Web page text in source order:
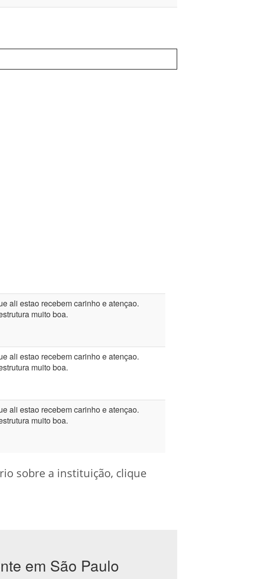
ali estao recebem carinho e atençao.
muito boa.
ali estao recebem carinho e atençao.
muito boa.
ali estao recebem carinho e atençao.
muito boa.
sobre a instituição, clique
em São Paulo